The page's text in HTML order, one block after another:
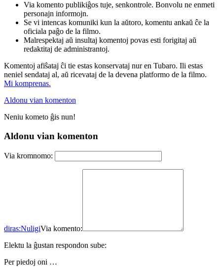
Via komento publikiĝos tuje, senkontrole. Bonvolu ne enmeti
personajn informojn.
Se vi intencas komuniki kun la aŭtoro, komentu ankaŭ ĉe la
oficiala paĝo de la filmo.
Malrespektaj aŭ insultaj komentoj povas esti forigitaj aŭ
redaktitaj de administrantoj.
Komentoj afiŝataj ĉi tie estas konservataj nur en Tubaro. Ili estas
neniel sendataj al, aŭ ricevataj de la devena platformo de la filmo.
Mi komprenas.
Aldonu vian komenton
Neniu kometo ĝis nun!
Aldonu vian komenton
Via kromnomo:
diras:NuligiVia komento:
Elektu la ĝustan respondon sube:
Per piedoj oni …